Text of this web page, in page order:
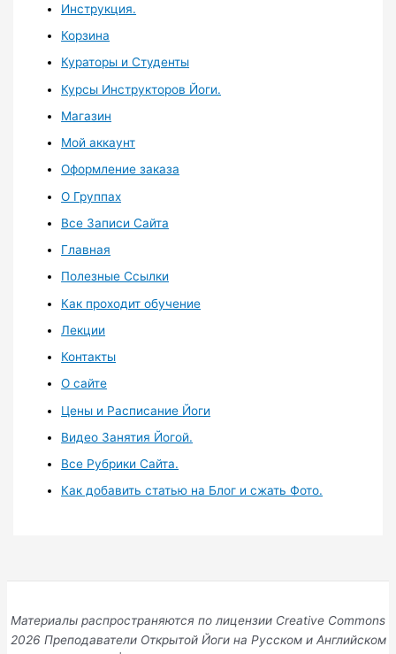
Инструкция.
Корзина
Кураторы и Студенты
Курсы Инструкторов Йоги.
Магазин
Мой аккаунт
Оформление заказа
О Группах
Все Записи Сайта
Главная
Полезные Ссылки
Как проходит обучение
Лекции
Контакты
О сайте
Цены и Расписание Йоги
Видео Занятия Йогой.
Все Рубрики Сайта.
Как добавить статью на Блог и сжать Фото.
Материалы распространяются по лицензии Creative Commons
2026 Преподаватели Открытой Йоги на Русском и Английском